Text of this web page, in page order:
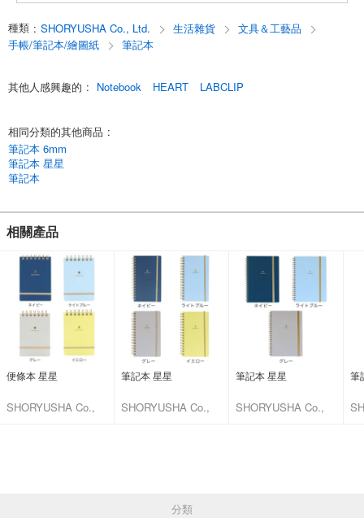
種類 : SHORYUSHA Co., Ltd. 生活雜貨
文具＆工藝品
手帳/筆記本/繪圖紙
筆記本
其他人感興趣的 : Notebook HEART LABCLIP
相同分類的其他商品 :
筆記本 6mm
筆記本 星星
筆記本
相關產品
便條本 星星
SHORYUSHA Co.,
筆記本 星星
SHORYUSHA Co.,
筆記本 星星
SHORYUSHA Co.,
筆
分類